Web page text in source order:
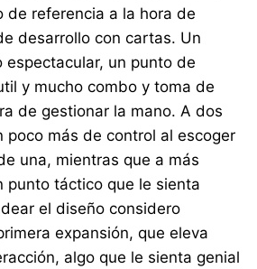
de referencia a la hora de
desarrollo con cartas. Un
espectacular, un punto de
y mucho combo y toma de
de gestionar la mano. A dos
poco más de control al escoger
una, mientras que a más
punto táctico que le sienta
el diseño considero
expansión, que eleva
algo que le sienta genial